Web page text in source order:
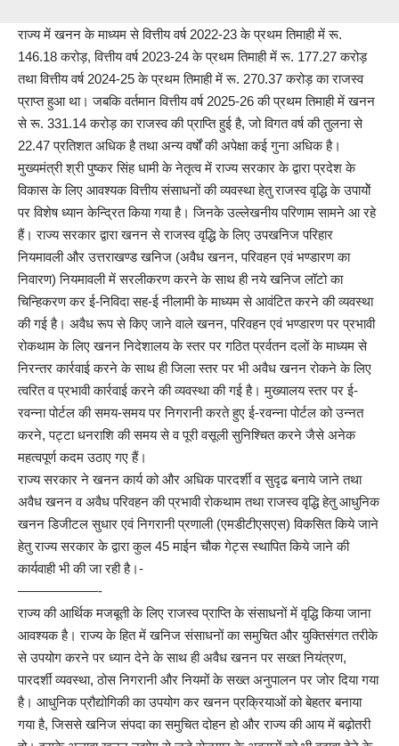
राज्य में खनन के माध्यम से वित्तीय वर्ष 2022-23 के प्रथम तिमाही में रू.
146.18 करोड़, वित्तीय वर्ष 2023-24 के प्रथम तिमाही में रू. 177.27 करोड़
तथा वित्तीय वर्ष 2024-25 के प्रथम तिमाही में रू. 270.37 करोड़ का राजस्व
प्राप्त हुआ था। जबकि वर्तमान वित्तीय वर्ष 2025-26 की प्रथम तिमाही में खनन
से रू. 331.14 करोड़ का राजस्व की प्राप्ति हुई है, जो विगत वर्ष की तुलना से
22.47 प्रतिशत अधिक है तथा अन्य वर्षों की अपेक्षा कई गुना अधिक है।
मुख्यमंत्री श्री पुष्कर सिंह धामी के नेतृत्व में राज्य सरकार के द्वारा प्रदेश के
विकास के लिए आवश्यक वित्तीय संसाधनों की व्यवस्था हेतु राजस्व वृद्धि के उपायोें
पर विशेष ध्यान केन्द्रित किया गया है। जिनके उल्लेखनीय परिणाम सामने आ रहे
हैं। राज्य सरकार द्वारा खनन से राजस्व वृद्धि के लिए उपखनिज परिहार
नियमावली और उत्तराखण्ड खनिज (अवैध खनन, परिवहन एवं भण्डारण का
निवारण) नियमावली में सरलीकरण करने के साथ ही नये खनिज लॉटो का
चिन्हिकरण कर ई-निविदा सह-ई नीलामी के माध्यम से आवंटित करने की व्यवस्था
की गई है। अवैध रूप से किए जाने वाले खनन, परिवहन एवं भण्डारण पर प्रभावी
रोकथाम के लिए खनन निदेशालय के स्तर पर गठित प्रर्वतन दलों के माध्यम से
निरन्तर कार्रवाई करने के साथ ही जिला स्तर पर भी अवैध खनन रोकने के लिए
त्वरित व प्रभावी कार्रवाई करने की व्यवस्था की गई है। मुख्यालय स्तर पर ई-
रवन्ना पोर्टल की समय-समय पर निगरानी करते हुए ई-रवन्ना पोर्टल को उन्नत
करने, पट्टा धनराशि की समय से व पूरी वसूली सुनिश्चित करने जैसे अनेक
महत्वपूर्ण कदम उठाए गए हैं।
राज्य सरकार ने खनन कार्य को और अधिक पारदर्शी व सुदृढ बनाये जाने तथा
अवैध खनन व अवैध परिवहन की प्रभावी रोकथाम तथा राजस्व वृद्धि हेतु आधुनिक
खनन डिजीटल सुधार एवं निगरानी प्रणाली (एमडीटीएसएस) विकसित किये जाने
हेतु राज्य सरकार के द्वारा कुल 45 माईन चौक गेट्स स्थापित किये जाने की
कार्यवाही भी की जा रही है।-
——————-
राज्य की आर्थिक मजबूती के लिए राजस्व प्राप्ति के संसाधनों में वृद्धि किया जाना
आवश्यक है। राज्य के हित में खनिज संसाधनों का समुचित और युक्तिसंगत तरीके
से उपयोग करने पर ध्यान देने के साथ ही अवैध खनन पर सख्त नियंत्रण,
पारदर्शी व्यवस्था, ठोस निगरानी और नियमों के सख्त अनुपालन पर जोर दिया गया
है। आधुनिक प्रौद्योगिकी का उपयोग कर खनन प्रक्रियाओं को बेहतर बनाया
गया है, जिससे खनिज संपदा का समुचित दोहन हो और राज्य की आय में बढ़ोतरी